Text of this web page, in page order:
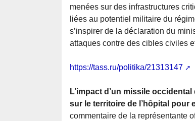
menées sur des infrastructures
liées au potentiel militaire du
s’inspirer de la déclaration du
attaques contre des cibles civiles
https://tass.ru/politika/21313147
L’impact d’un missile
sur le territoire de l’hôpital pour
commentaire de la représentante